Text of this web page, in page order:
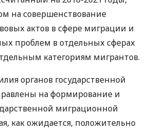
на совершенствование
актов в сфере миграции и
проблем в отдельных сферах
категориям мигрантов.
органов государственной
на формирование и
миграционной
как ожидается, положительно